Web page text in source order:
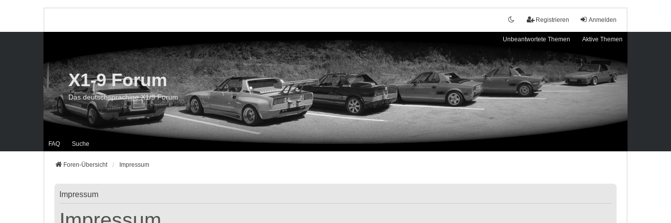
Anmelden
Registrieren
Unbeantwortete Themen Aktive Themen
FAQ Suche
X1-9 Forum
Das deutschsprachige X1/9 Forum
Foren-Übersicht Impressum
Impressum